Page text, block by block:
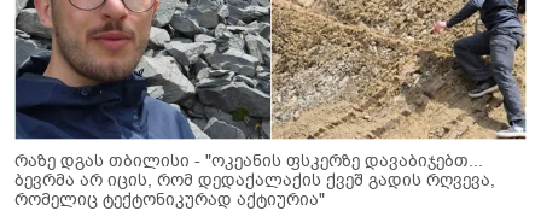
რაზე დგას თბილისი - "ოკეანის ფსკერზე დავაბიჯებთ...
ბევრმა არ იცის, რომ დედაქალაქის ქვეშ გადის რღვევა,
რომელიც ტექტონიკურად აქტიურია"